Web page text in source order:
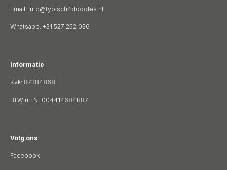
Email: info@typisch4doodles.nl
Whatsapp: +31 527 252 036
Informatie
Kvk: 87384868
BTW nr: NL004414684B87
Volg ons
Facebook